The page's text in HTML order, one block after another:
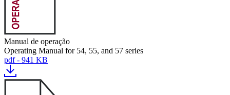
Manual de operação
Operating Manual for 54, 55, and 57 series
pdf - 941 KB